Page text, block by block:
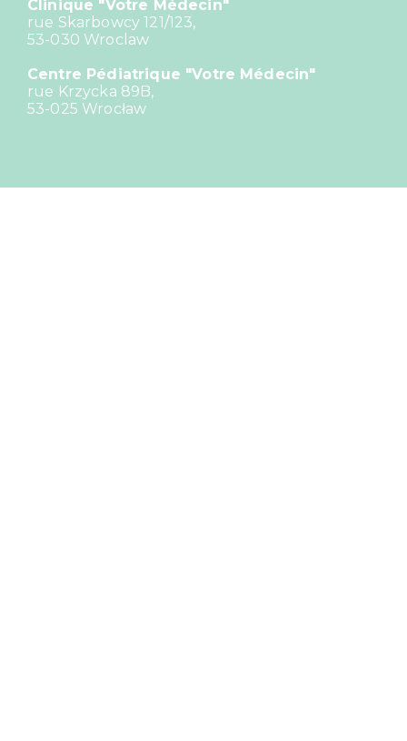
Clinique "Votre Médecin"
rue Skarbowcy 121/123,
53-030 Wroclaw
Centre Pédiatrique "Votre Médecin"
rue Krzycka 89B,
53-025 Wrocław